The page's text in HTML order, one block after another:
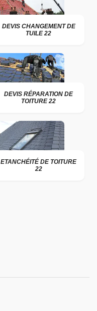
DEVIS CHANGEMENT DE
TUILE 22
DEVIS RÉPARATION DE
TOITURE 22
ETANCHÉITÉ DE TOITURE
22